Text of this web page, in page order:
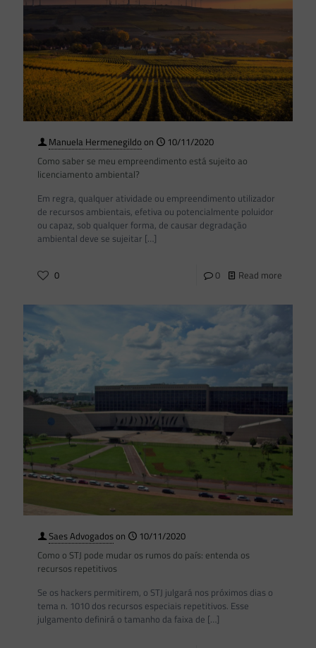
Manuela Hermenegildo on
10/11/2020
Como saber se meu empreendimento está sujeito ao
licenciamento ambiental?
Em regra, qualquer atividade ou empreendimento utilizador
de recursos ambientais, efetiva ou potencialmente poluidor
ou capaz, sob qualquer forma, de causar degradação
ambiental deve se sujeitar […]
0 0 Read more
Saes Advogadoson
10/11/2020
Como o STJ pode mudar os rumos do país: entenda os
recursos repetitivos
Se os hackers permitirem, o STJ julgará nos próximos dias o
tema n. 1010 dos recursos especiais repetitivos. Esse
julgamento definirá o tamanho da faixa de […]